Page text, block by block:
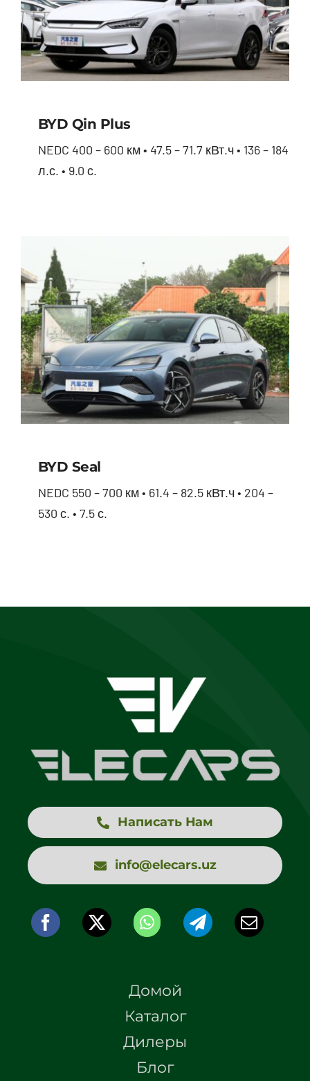
BYD Qin Plus
NEDC 400 – 600 км • 47.5 – 71.7 кВт.ч • 136 – 184
л.с. • 9.0 с.
BYD Seal
NEDC 550 – 700 км • 61.4 – 82.5 кВт.ч • 204 –
530 с. • 7.5 с.
Написать Нам
info@elecars.uz
Домой
Каталог
Дилеры
Блог